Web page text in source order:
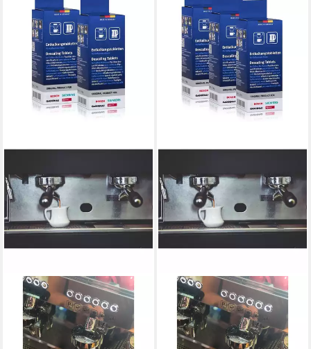
BOSCH
2x Entkalkertabletten von
Bosch Siemens Neff Entkalker
22,96 €
BOSCH
3x Entkalkertabletten von
Bosch Siemens Neff Entkalker
30,33 €